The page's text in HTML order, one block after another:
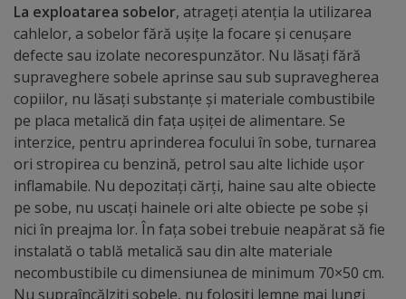
de
Excelență
Ungheniul
turistic
Obiective
turistice
Sculpturi
La exploatarea sobelor, atrageți atenția la utilizarea
cahlelor, a sobelor fără ușițe la focare și cenușare
defecte sau izolate necorespunzător. Nu lăsați fără
supraveghere sobele aprinse sau sub supravegherea
copiilor, nu lăsați substanțe și materiale combustibile
pe placa metalică din fața ușiței de alimentare. Se
interzice, pentru aprinderea focului în sobe, turnarea
ori stropirea cu benzină, petrol sau alte lichide ușor
inflamabile. Nu depozitați cărți, haine sau alte obiecte
pe sobe, nu uscați hainele ori alte obiecte pe sobe și
nici în preajma lor. În fața sobei trebuie neapărat să fie
instalată o tablă metalică sau din alte materiale
necombustibile cu dimensiunea de minimum 70×50 cm.
Nu supraîncălziți sobele, nu folosiți lemne mai lungi